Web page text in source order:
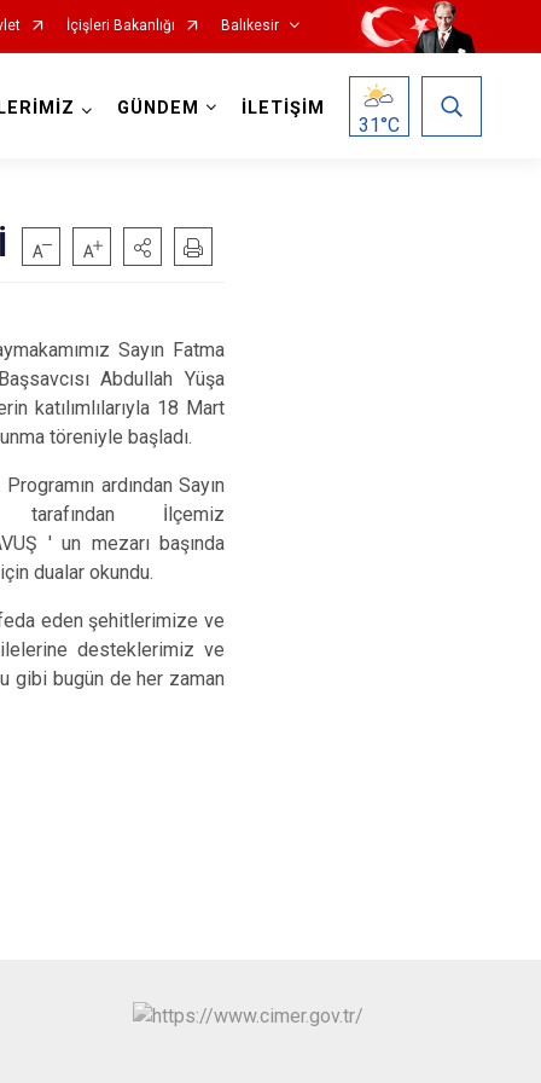
İçişleri Bakanlığı Balıkesir
İvrindi
Kepsut
Manyas
Marmara
Savaştepe
Karesi
Altıeylül
GÜNDEM İLETİŞİM
31°C
Sayın Fatma
Abdullah Yüşa
katılımlılarıyla 18 Mart
töreniyle başladı.
ardından Sayın
İlçemiz
' un mezarı başında
dualar okundu.
eden şehitlerimize ve
desteklerimiz ve
gibi bugün de her zaman